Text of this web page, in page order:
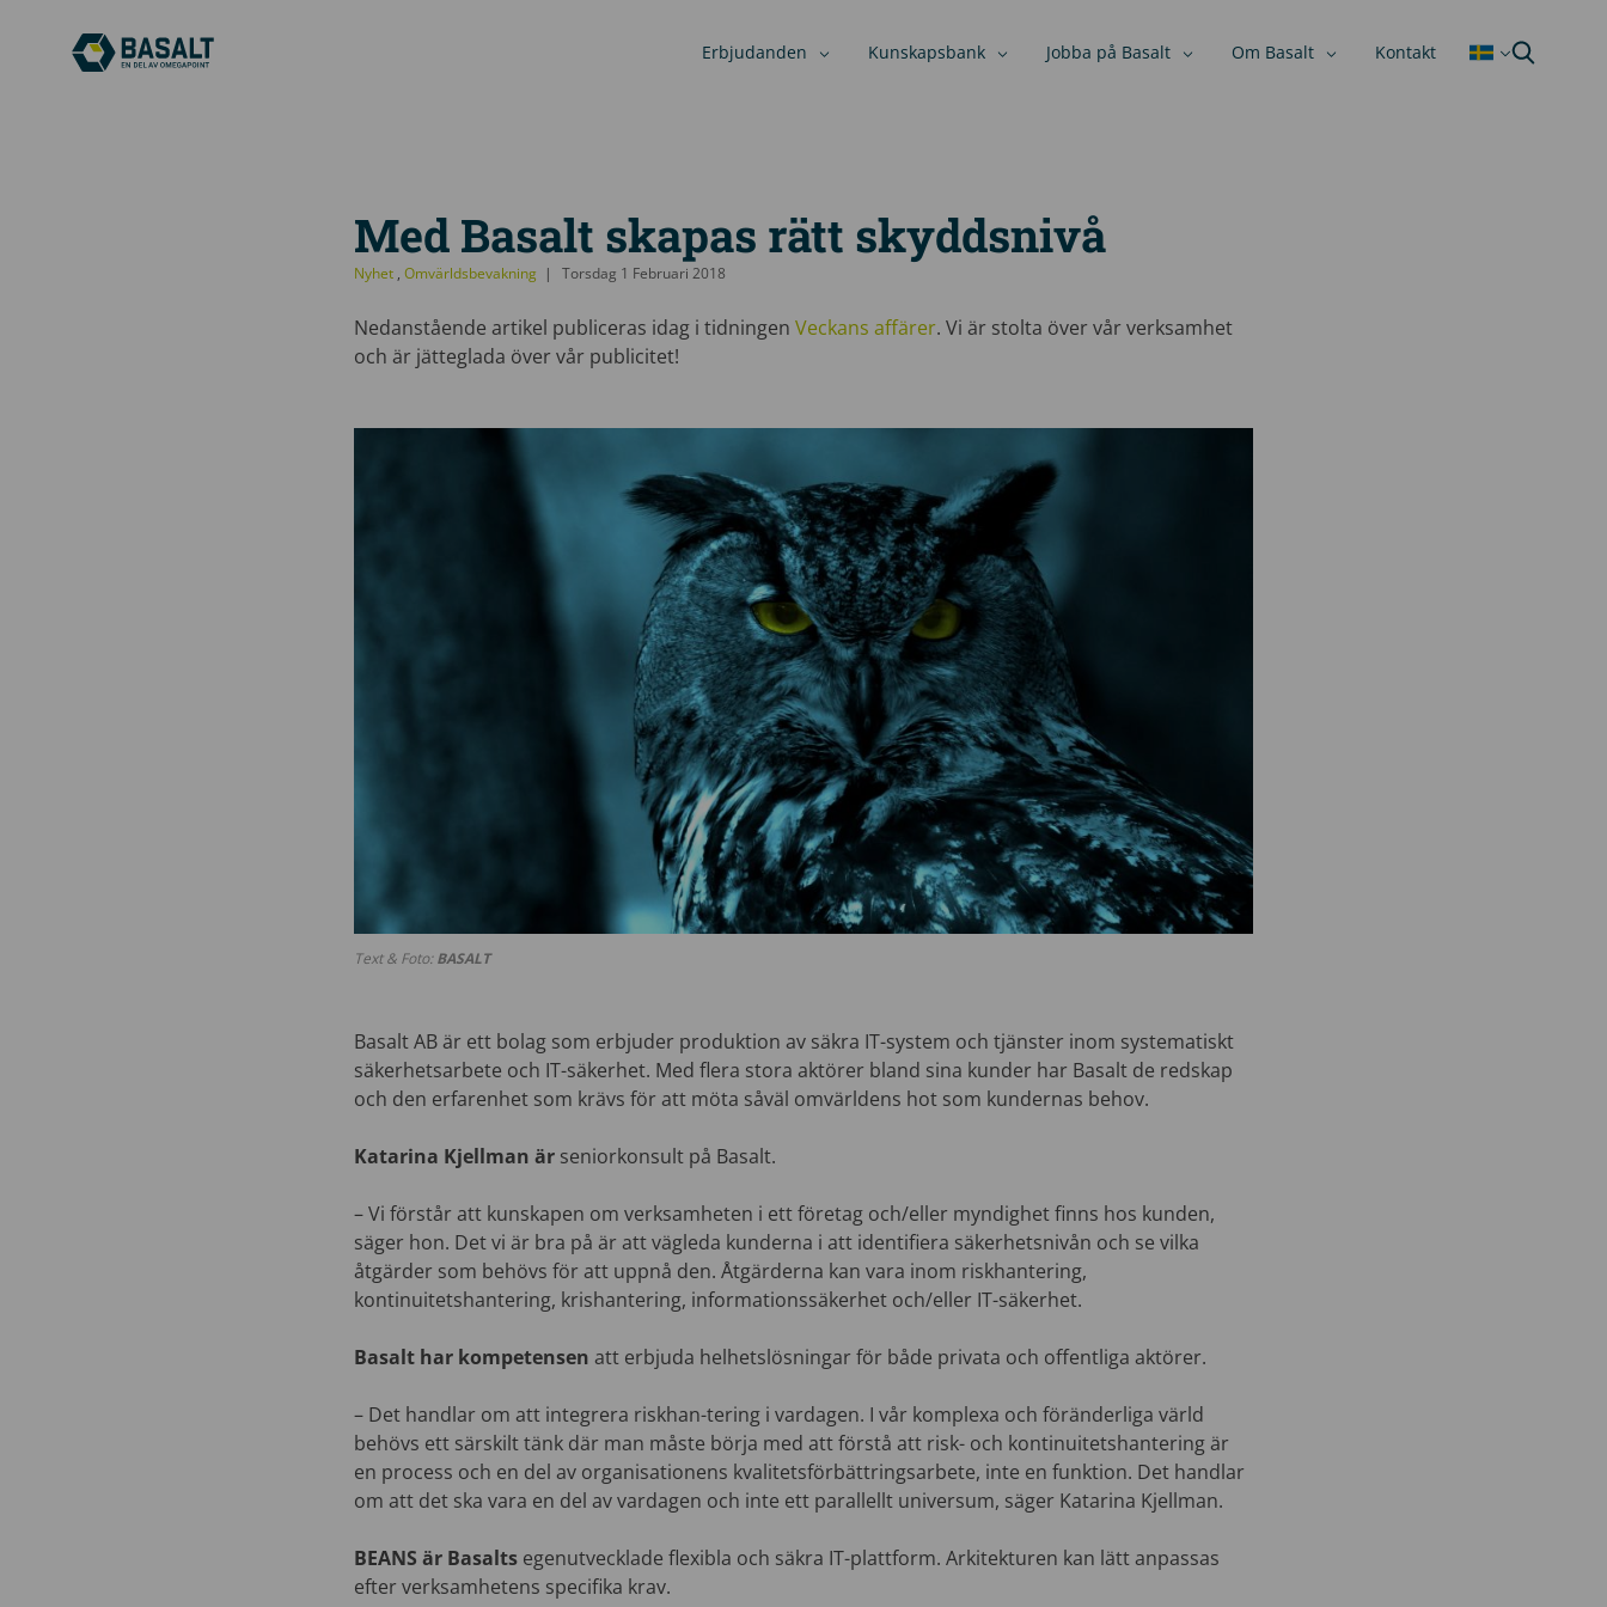
Erbjudanden Kunskapsbank Jobba på Basalt Om Basalt Kontakt
Med Basalt skapas rätt skyddsnivå
Nyhet ,Omvärldsbevakning Torsdag 1 Februari 2018
Nedanstående artikel publiceras idag i tidningenVeckans affärer. Vi är stolta över vår verksamhet
och är jätteglada över vår publicitet!
Text & Foto:BASALT
Basalt AB är ett bolag som erbjuder produktion av säkra IT-system och tjänster inom systematiskt
säkerhetsarbete och IT-säkerhet. Med flera stora aktörer bland sina kunder har Basalt de redskap
och den erfarenhet som krävs för att möta såväl omvärldens hot som kundernas behov.
Katarina Kjellman är seniorkonsult på Basalt.
– Vi förstår att kunskapen om verksamheten i ett företag och/eller myndighet finns hos kunden,
säger hon. Det vi är bra på är att vägleda kunderna i att identifiera säkerhetsnivån och se vilka
åtgärder som behövs för att uppnå den. Åtgärderna kan vara inom riskhantering,
kontinuitetshantering, krishantering, informationssäkerhet och/eller IT-säkerhet.
Basalt har kompetensenatt erbjuda helhetslösningar för både privata och offentliga aktörer.
– Det handlar om att integrera riskhan-tering i vardagen. I vår komplexa och föränderliga värld
behövs ett särskilt tänk där man måste börja med att förstå att risk- och kontinuitetshantering är
en process och en del av organisationens kvalitetsförbättringsarbete, inte en funktion. Det handlar
om att det ska vara en del av vardagen och inte ett parallellt universum, säger Katarina Kjellman.
BEANS är Basalts egenutvecklade flexibla och säkra IT-plattform. Arkitekturen kan lätt anpassas
efter verksamhetens specifika krav.